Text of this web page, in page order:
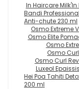
In Haircare
Bandi
Anti-chute 230 ml
Osmo Extreme
Osmo Elite
Osmo
Osmo
Osmo Curl
Luxeol
Hei Poa Tahiti
200 ml